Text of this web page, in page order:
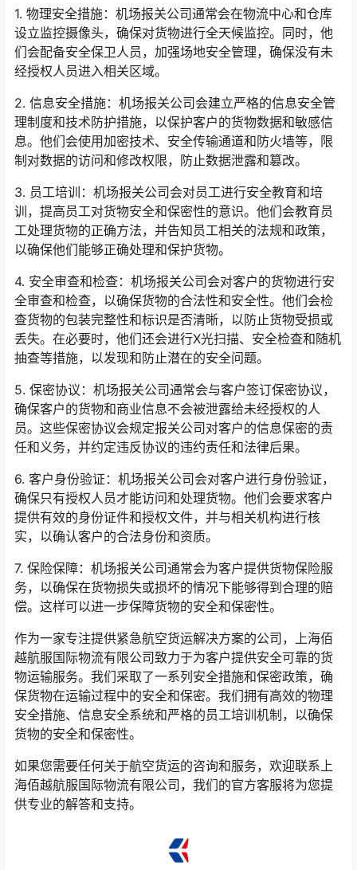
1. 物理安全措施：机场报关公司通常会在物流中心和仓库
设立监控摄像头，确保对货物进行全天候监控。同时，他
们会配备安全保卫人员，加强场地安全管理，确保没有未
经授权人员进入相关区域。
2. 信息安全措施：机场报关公司会建立严格的信息安全管
理制度和技术防护措施，以保护客户的货物数据和敏感信
息。他们会使用加密技术、安全传输通道和防火墙等，限
制对数据的访问和修改权限，防止数据泄露和篡改。
3. 员工培训：机场报关公司会对员工进行安全教育和培
训，提高员工对货物安全和保密性的意识。他们会教育员
工处理货物的正确方法，并告知员工相关的法规和政策，
以确保他们能够正确处理和保护货物。
4. 安全审查和检查：机场报关公司会对客户的货物进行安
全审查和检查，以确保货物的合法性和安全性。他们会检
查货物的包装完整性和标识是否清晰，以防止货物受损或
丢失。在必要时，他们还会进行X光扫描、安全检查和随机
抽查等措施，以发现和防止潜在的安全问题。
5. 保密协议：机场报关公司通常会与客户签订保密协议，
确保客户的货物和商业信息不会被泄露给未经授权的人
员。这些保密协议会规定报关公司对客户的信息保密的责
任和义务，并约定违反协议的违约责任和法律后果。
6. 客户身份验证：机场报关公司会对客户进行身份验证，
确保只有授权人员才能访问和处理货物。他们会要求客户
提供有效的身份证件和授权文件，并与相关机构进行核
实，以确认客户的合法身份和资质。
7. 保险保障：机场报关公司通常会为客户提供货物保险服
务，以确保在货物损失或损坏的情况下能够得到合理的赔
偿。这样可以进一步保障货物的安全和保密性。
作为一家专注提供紧急航空货运解决方案的公司，上海佰
越航服国际物流有限公司致力于为客户提供安全可靠的货
物运输服务。我们采取了一系列安全措施和保密政策，确
保货物在运输过程中的安全和保密。我们拥有高效的物理
安全措施、信息安全系统和严格的员工培训机制，以确保
货物的安全和保密性。
如果您需要任何关于航空货运的咨询和服务，欢迎联系上
海佰越航服国际物流有限公司，我们的官方客服将为您提
供专业的解答和支持。